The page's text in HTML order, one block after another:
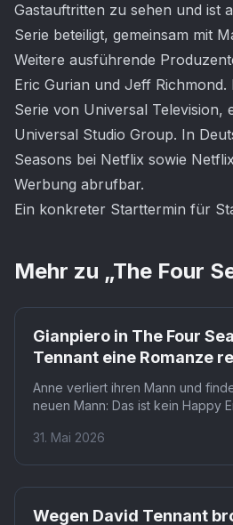
Gastauftritten zu sehen und ist
Serie beteiligt, gemeinsam mit
Weitere ausführende
Eric Gurian und Jeff Richmond.
Serie von Universal Television,
Universal Studio Group. In
Seasons bei Netflix sowie
Werbung abrufbar.
Ein konkreter Starttermin für
Mehr zu „The Four
Gianpiero in The Four
Tennant eine Romanze
Anne verliert ihren Mann und
neuen Mann: Das ist kein Happy
Szene als Gianpiero an einem
31. Mai 2026
Wegen David Tennant